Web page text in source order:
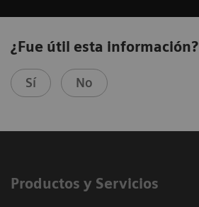
¿Fue útil esta información?
Sí No
Productos y Servicios